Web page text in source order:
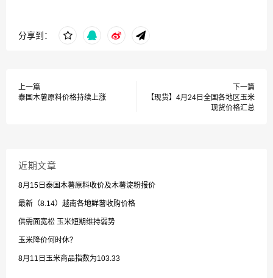
分享到：
上一篇
泰国木薯原料价格持续上涨
下一篇
【现货】4月24日全国各地区玉米
现货价格汇总
近期文章
8月15日泰国木薯原料收价及木薯淀粉报价
最新（8.14）越南各地鲜薯收购价格
供需面宽松 玉米短期维持弱势
玉米降价何时休？
8月11日玉米商品指数为103.33